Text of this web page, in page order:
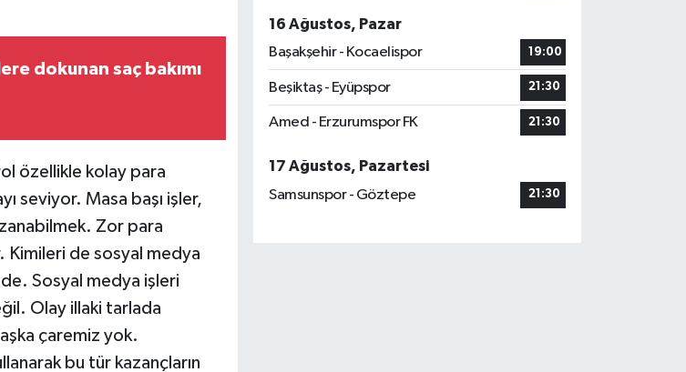
dokunan saç bakımı
özellikle kolay para
seviyor. Masa başı işler,
Zor para
Kimileri de sosyal medya
Sosyal medya işleri
Olay illaki tarlada
çaremiz yok.
bu tür kazançların
16 Ağustos, Pazar
Başakşehir - Kocaelispor
19:00
Beşiktaş - Eyüpspor 21:30
Amed - Erzurumspor FK 21:30
17 Ağustos, Pazartesi
Samsunspor - Göztepe
21:30